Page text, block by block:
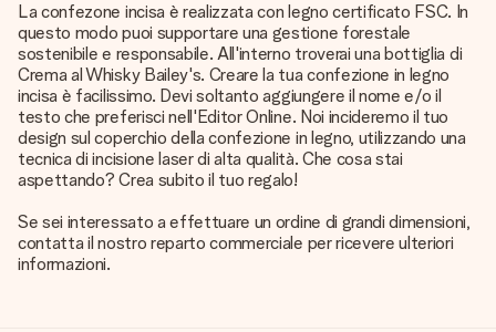
La confezone incisa è realizzata con legno certificato FSC. In
questo modo puoi supportare una gestione forestale
sostenibile e responsabile. All'interno troverai una bottiglia di
Crema al Whisky Bailey's. Creare la tua confezione in legno
incisa è facilissimo. Devi soltanto aggiungere il nome e/o il
testo che preferisci nell'Editor Online. Noi incideremo il tuo
design sul coperchio della confezione in legno, utilizzando una
tecnica di incisione laser di alta qualità. Che cosa stai
aspettando? Crea subito il tuo regalo!
Se sei interessato a effettuare un ordine di grandi dimensioni,
contatta il nostro reparto commerciale per ricevere ulteriori
informazioni.